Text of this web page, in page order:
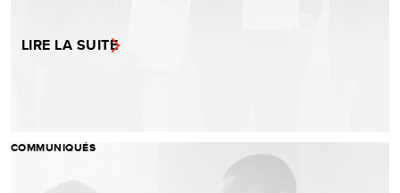
LIRE LA SUITE
COMMUNIQUÉS